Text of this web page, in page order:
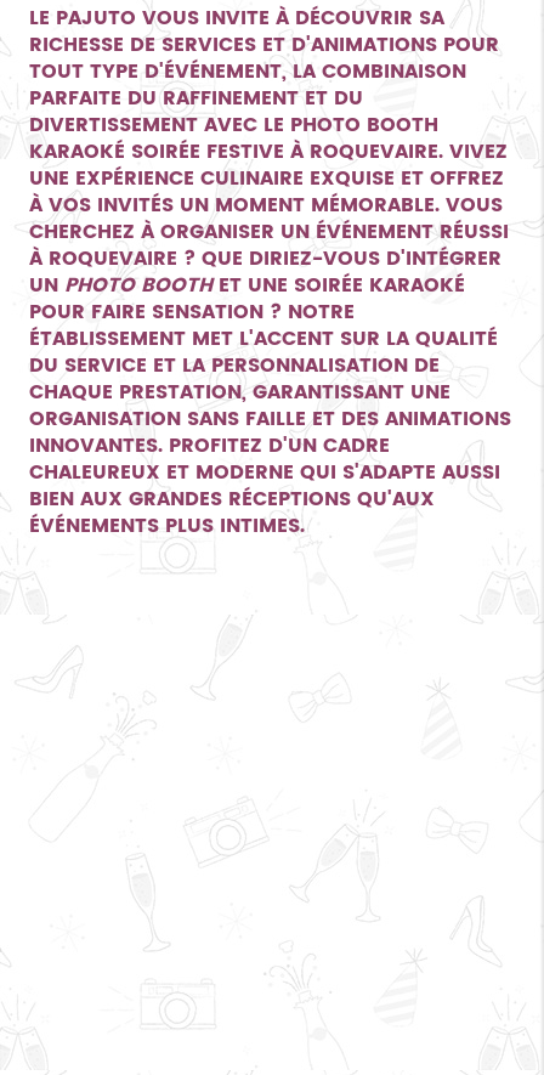
LE PAJUTO VOUS INVITE À DÉCOUVRIR SA
RICHESSE DE SERVICES ET D'ANIMATIONS POUR
TOUT TYPE D'ÉVÉNEMENT, LA COMBINAISON
PARFAITE DU RAFFINEMENT ET DU
DIVERTISSEMENT AVEC LE PHOTO BOOTH
KARAOKÉ SOIRÉE FESTIVE À ROQUEVAIRE. VIVEZ
UNE EXPÉRIENCE CULINAIRE EXQUISE ET OFFREZ
À VOS INVITÉS UN MOMENT MÉMORABLE. VOUS
CHERCHEZ À ORGANISER UN ÉVÉNEMENT RÉUSSI
À ROQUEVAIRE ? QUE DIRIEZ-VOUS D'INTÉGRER
UN PHOTO BOOTHET UNE SOIRÉE KARAOKÉ
POUR FAIRE SENSATION ? NOTRE
ÉTABLISSEMENT MET L'ACCENT SUR LA QUALITÉ
DU SERVICE ET LA PERSONNALISATION DE
CHAQUE PRESTATION, GARANTISSANT UNE
ORGANISATION SANS FAILLE ET DES ANIMATIONS
INNOVANTES. PROFITEZ D'UN CADRE
CHALEUREUX ET MODERNE QUI S'ADAPTE AUSSI
BIEN AUX GRANDES RÉCEPTIONS QU'AUX
ÉVÉNEMENTS PLUS INTIMES.